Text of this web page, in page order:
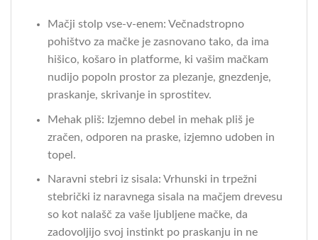
Mačji stolp vse-v-enem: Večnadstropno
pohištvo za mačke je zasnovano tako, da ima
hišico, košaro in platforme, ki vašim mačkam
nudijo popoln prostor za plezanje, gnezdenje,
praskanje, skrivanje in sprostitev.
Mehak pliš: Izjemno debel in mehak pliš je
zračen, odporen na praske, izjemno udoben in
topel.
Naravni stebri iz sisala: Vrhunski in trpežni
stebrički iz naravnega sisala na mačjem drevesu
so kot nalašč za vaše ljubljene mačke, da
zadovoljijo svoj instinkt po praskanju in ne